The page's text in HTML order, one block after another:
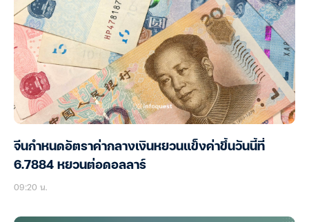
จีนกำหนดอัตราค่ากลางเงินหยวนแข็งค่าขึ้นวันนี้ที่
6.7884 หยวนต่อดอลลาร์
09:20 น.